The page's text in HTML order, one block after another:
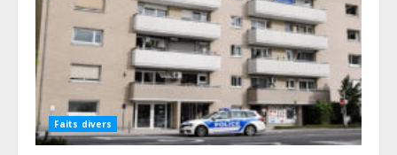
Faits divers